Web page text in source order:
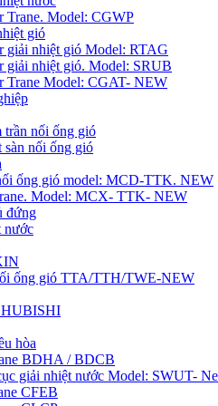
Trane. Model: CGWP
gió
giải nhiệt gió Model: RTAG
giải nhiệt gió. Model: SRUB
Trane Model: CGAT- NEW
trần nối ống gió
sàn nối ống gió
ống gió model: MCD-TTK. NEW
Model: MCX- TTK- NEW
đứng
nước
ống gió TTA/TTH/TWE-NEW
hòa
BDHA / BDCB
giải nhiệt nước Model: SWUT-
CFEB